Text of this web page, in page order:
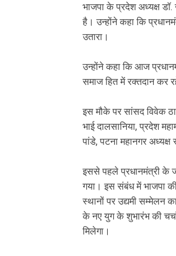
‎भाजपा के प्रदेश अध्यक्ष डॉ.
है। उन्होंने कहा कि
उतारा।
‎उन्होंने कहा कि आज
समाज हित में रक्तदान कर
‎इस मौके पर सांसद विवेक
भाई दालसानिया, प्रदेश
पांडे, पटना महानगर अध्यक्ष
‎इससे पहले प्रधानमंत्री के
गया। इस संबंध में भाजपा
स्थानों पर उद्यमी सम्मेलन
के नए युग के शुभारंभ की
मिलेगा।